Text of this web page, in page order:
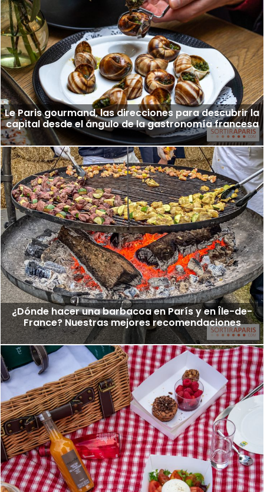
Le Paris gourmand, las direcciones para descubrir la
capital desde el ángulo de la gastronomía francesa
¿Dónde hacer una barbacoa en París y en Île-de-
France? Nuestras mejores recomendaciones